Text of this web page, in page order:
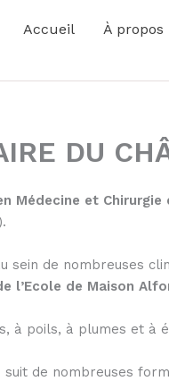
Accueil À propos
DU
Médecine et Chirurgie
de nombreuses
l’Ecole de Maison
à poils, à plumes et à
de nombreuses